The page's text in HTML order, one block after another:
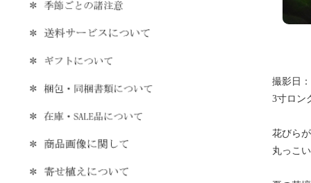
撮影日
3寸ロン
花びら
丸っこ